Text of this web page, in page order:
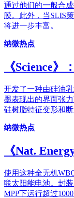
通过他们的一般合
膜。此外，当SLIS
将进一步丰富。
纳微热点
《Science
开发了一种由硅油
墨表现出的界面张
硅树脂特征变形和断
纳微热点
《Nat.
使用这种全无机
联太阳能电池。封
MPP下运行超过